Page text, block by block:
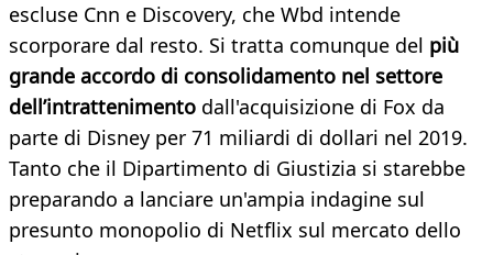
escluse Cnn e Discovery, che Wbd intende
scorporare dal resto. Si tratta comunque del più
grande accordo di consolidamento nel settore
dell’intrattenimento dall'acquisizione di Fox da
parte di Disney per 71 miliardi di dollari nel 2019.
Tanto che il Dipartimento di Giustizia si starebbe
preparando a lanciare un'ampia indagine sul
presunto monopolio di Netflix sul mercato dello